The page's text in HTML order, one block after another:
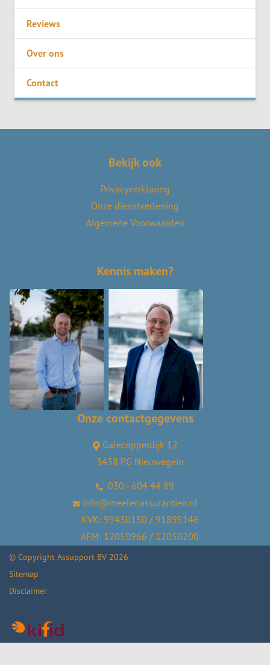
Reviews
Over ons
Contact
Bekijk ook
Privacyverklaring
Onze dienstverlening
Algemene Voorwaarden
Kennis maken?
Onze contactgegevens
Galecopperdijk 12
3438 PG Nieuwegein
030 - 604 44 89
info@meelenassurantien.nl
KVK: 99430150 / 91895146
AFM: 12050966 / 12050200
© Copyright Assupport BV 2026
Sitemap
Disclaimer